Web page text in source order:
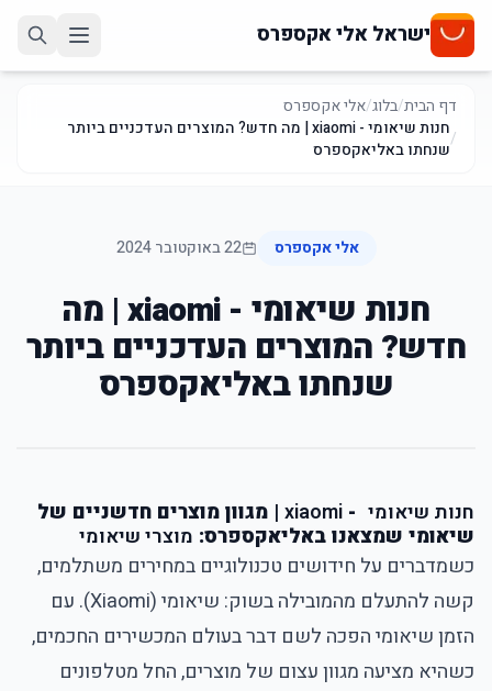
ישראל אלי אקספרס
דף הבית/בלוג/אלי אקספרס
/
חנות שיאומי - xiaomi | מה חדש? המוצרים העדכניים ביותר
שנחתו באליאקספרס
אלי אקספרס 22 באוקטובר 2024
חנות שיאומי - xiaomi | מה
חדש? המוצרים העדכניים ביותר
שנחתו באליאקספרס
חנות שיאומי -
xiaomi | מגוון מוצרים חדשניים של
שיאומי שמצאנו באליאקספרס: מוצרי שיאומי
כשמדברים על חידושים טכנולוגיים במחירים משתלמים,
קשה להתעלם מהמובילה בשוק: שיאומי (Xiaomi). עם
הזמן שיאומי הפכה לשם דבר בעולם המכשירים החכמים,
כשהיא מציעה מגוון עצום של מוצרים, החל מטלפונים